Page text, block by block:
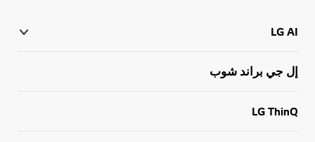
LG AI
إل جي براند شوب
LG ThinQ